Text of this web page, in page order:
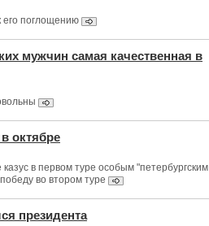
его поглощению
мужчин самая качественная в
октябре
в первом туре особым "петербургским
во втором туре
президента